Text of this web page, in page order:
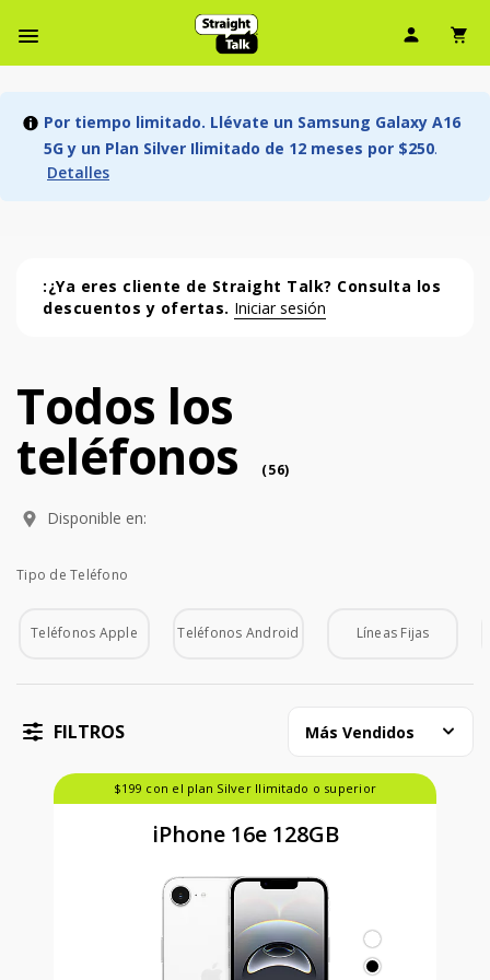
Menú de barra de navegación
Ícono
Por tiempo limitado. Llévate un Samsung Galaxy A16
5G y un Plan Silver Ilimitado de 12 meses por $250.
Detalles
:¿Ya eres cliente de Straight Talk? Consulta los
descuentos y ofertas. Iniciar sesión
Todos los teléfonos (56 phone )
Todos los
teléfonos (56)
Disponible en:
Tipo de Teléfono
Teléfonos Apple Teléfonos Android Líneas Fijas
FILTROS Más Vendidos
$199 con el plan Silver Ilimitado o superior
iPhone 16e 128GB